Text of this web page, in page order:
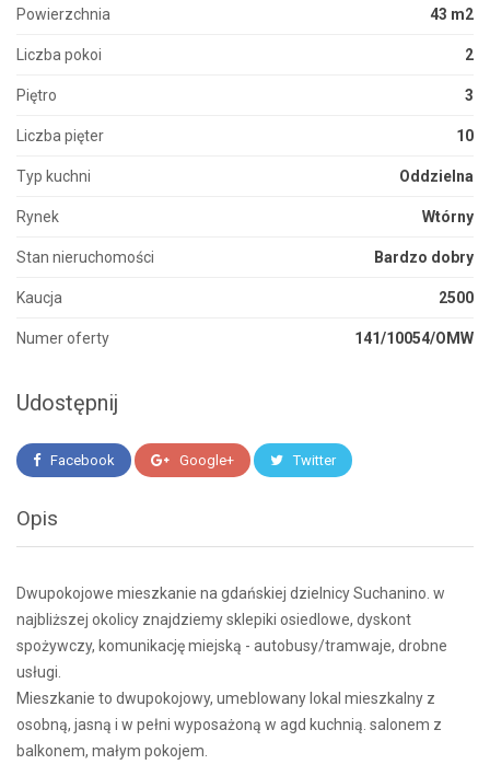
Powierzchnia 43 m2
Liczba pokoi 2
Piętro 3
Liczba pięter 10
Typ kuchni Oddzielna
Rynek Wtórny
Stan nieruchomości Bardzo dobry
Kaucja 2500
Numer oferty 141/10054/OMW
Udostępnij
Facebook Google+ Twitter
Opis
Dwupokojowe mieszkanie na gdańskiej dzielnicy Suchanino. w
najbliższej okolicy znajdziemy sklepiki osiedlowe, dyskont
spożywczy, komunikację miejską - autobusy/tramwaje, drobne
usługi.
Mieszkanie to dwupokojowy, umeblowany lokal mieszkalny z
osobną, jasną i w pełni wyposażoną w agd kuchnią. salonem z
balkonem, małym pokojem.